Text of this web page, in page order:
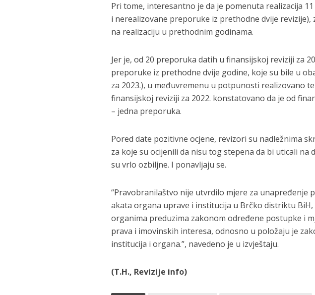
Pri tome, interesantno je da je pomenuta realizacija
i nerealizovane preporuke iz prethodne dvije
na realizaciju u prethodnim godinama.
Jer je, od 20 preporuka datih u finansijskoj reviziji za
preporuke iz prethodne dvije godine, koje su bile u
za 2023.), u međuvremenu u potpunosti realizovano
finansijskoj reviziji za 2022. konstatovano da je od
– jedna preporuka.
Pored date pozitivne ocjene, revizori su nadležnima
za koje su ocijenili da nisu tog stepena da bi uticali na
su vrlo ozbiljne. I ponavljaju se.
“Pravobranilaštvo nije utvrdilo mjere za unapređenje
akata organa uprave i institucija u Brčko distriktu
organima preduzima zakonom određene postupke i
prava i imovinskih interesa, odnosno u položaju je
institucija i organa.”, navedeno je u izvještaju.
(T.H., Revizije info)